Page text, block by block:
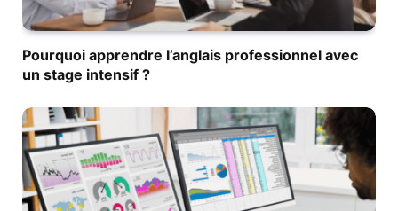
Pourquoi apprendre l’anglais professionnel avec
un stage intensif ?